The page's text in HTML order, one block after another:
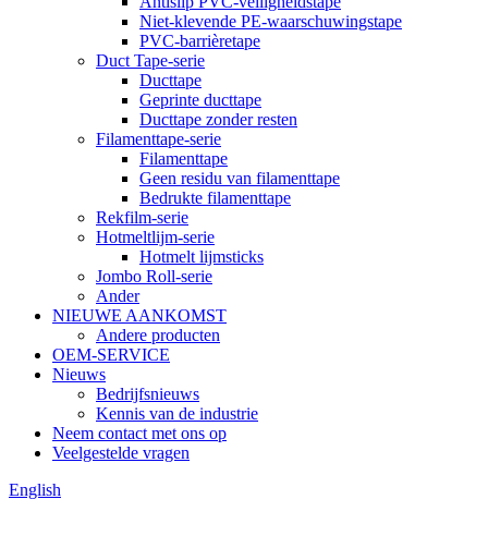
Niet-klevende PE-waarschuwingstape
PVC-barrièretape
Duct Tape-serie
Ducttape
Geprinte ducttape
Ducttape zonder resten
Filamenttape-serie
Filamenttape
Geen residu van filamenttape
Bedrukte filamenttape
Rekfilm-serie
Hotmeltlijm-serie
Hotmelt lijmsticks
Jombo Roll-serie
Ander
NIEUWE AANKOMST
Andere producten
OEM-SERVICE
Nieuws
Bedrijfsnieuws
Kennis van de industrie
Neem contact met ons op
Veelgestelde vragen
English